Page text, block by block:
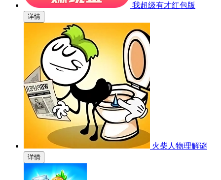
我超级有才红包版
详情
火柴人物理解谜
详情